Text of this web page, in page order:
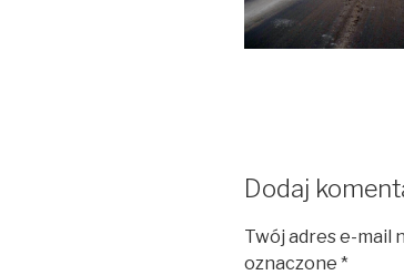
Dodaj
Twój adres e-mail
oznaczone *